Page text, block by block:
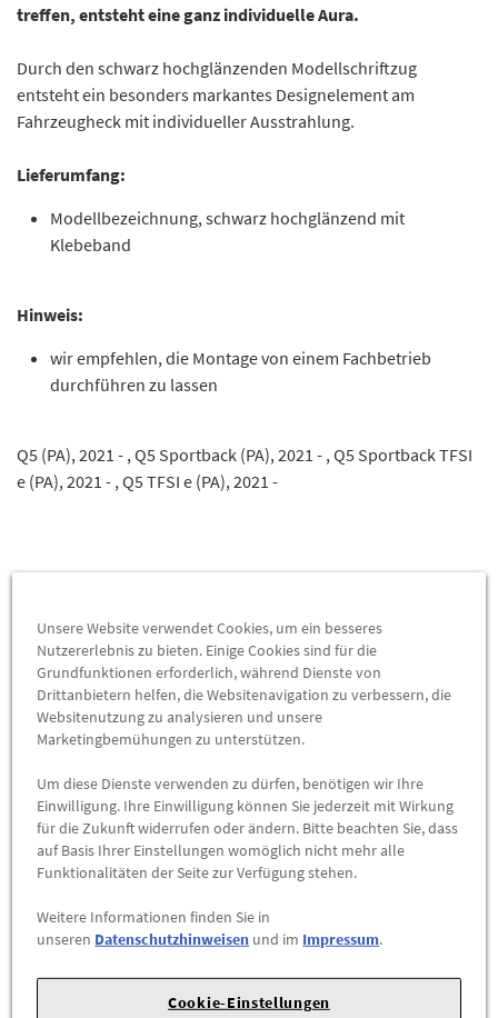
treffen, entsteht eine ganz individuelle Aura.
Durch den schwarz hochglänzenden Modellschriftzug
entsteht ein besonders markantes Designelement am
Fahrzeugheck mit individueller Ausstrahlung.
Lieferumfang:
Modellbezeichnung, schwarz hochglänzend mit
Klebeband
Hinweis:
wir empfehlen, die Montage von einem Fachbetrieb
durchführen zu lassen
Q5 (PA), 2021 - , Q5 Sportback (PA), 2021 - , Q5 Sportback TFSI
e (PA), 2021 - , Q5 TFSI e (PA), 2021 -
Das könnte Sie interessieren
Wird auch oft von Kunden gekauft
Unsere Website verwendet Cookies, um ein besseres
Nutzererlebnis zu bieten. Einige Cookies sind für die
Grundfunktionen erforderlich, während Dienste von
Drittanbietern helfen, die Websitenavigation zu verbessern, die
Websitenutzung zu analysieren und unsere
Marketingbemühungen zu unterstützen.
Um diese Dienste verwenden zu dürfen, benötigen wir Ihre
Einwilligung. Ihre Einwilligung können Sie jederzeit mit Wirkung
für die Zukunft widerrufen oder ändern. Bitte beachten Sie, dass
auf Basis Ihrer Einstellungen womöglich nicht mehr alle
Funktionalitäten der Seite zur Verfügung stehen.
Weitere Informationen finden Sie in
unseren Datenschutzhinweisen und im Impressum.
Cookie-Einstellungen